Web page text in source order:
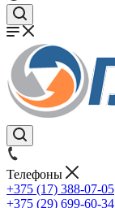
Телефоны
+375 (17) 388-07-05
+375 (29) 699-60-34